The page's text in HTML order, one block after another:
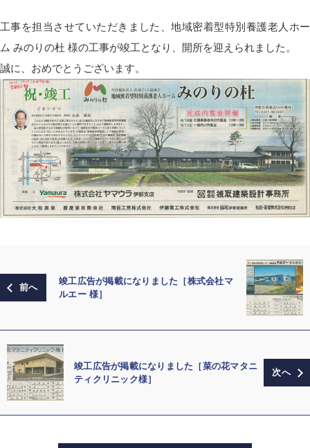
工事を担当させていただきました、地域密着型特別養護老人ホー
ム みのりの杜 様の工事が竣工となり、開所を迎えられました。
誠に、おめでとうございます。
竣工広告が掲載になりました［株式会社マ
ルエー 様］
竣工広告が掲載になりました［菜の花マタニ
ティクリニック様］